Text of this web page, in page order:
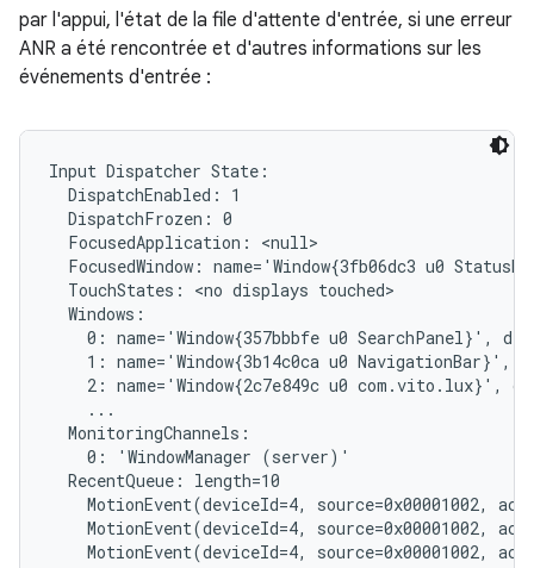
par l'appui, l'état de la file d'attente d'entrée, si une erreur
ANR a été rencontrée et d'autres informations sur les
événements d'entrée :
Input Dispatcher State:
  DispatchEnabled: 1
  DispatchFrozen: 0
  FocusedApplication: <null>
FocusedWindow: name='Window{3fb06dc3 u0
  TouchStates: <no displays touched>
  Windows:
0: name='Window{357bbbfe u0 SearchPanel}',
1: name='Window{3b14c0ca u0 NavigationBar}',
2: name='Window{2c7e849c u0 com.vito.lux}',
    ...
  MonitoringChannels:
    0: 'WindowManager (server)'
  RecentQueue: length=10
MotionEvent(deviceId=4, source=0x00001002,
MotionEvent(deviceId=4, source=0x00001002,
MotionEvent(deviceId=4, source=0x00001002,